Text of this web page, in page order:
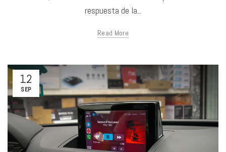
respuesta de la...
Read More
12
SEP